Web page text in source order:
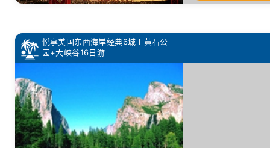
悦享美国东西海岸经典6城＋黄石公
园+大峡谷16日游